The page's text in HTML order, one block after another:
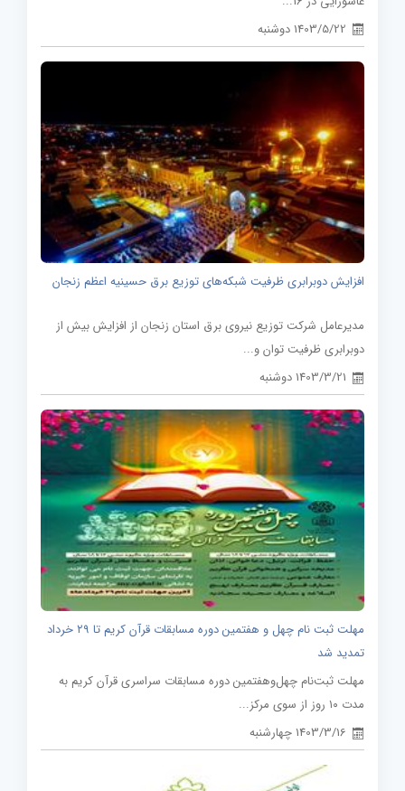
1403/5/22 دوشنبه
افزایش دوبرابری ظرفیت شبکه‌های توزیع برق حسینیه اعظم زنجان
مدیرعامل شرکت توزیع نیروی برق استان زنجان از افزایش بیش از
دوبرابری ظرفیت توان و...
1403/3/21 دوشنبه
مهلت ثبت نام چهل و هفتمین دوره مسابقات قرآن کریم تا ۲۹ خرداد
تمدید شد
مهلت ثبت‌نام چهل‌وهفتمین دوره مسابقات سراسری قرآن کریم به
مدت ۱۰ روز از سوی مرکز...
1403/3/16 چهارشنبه